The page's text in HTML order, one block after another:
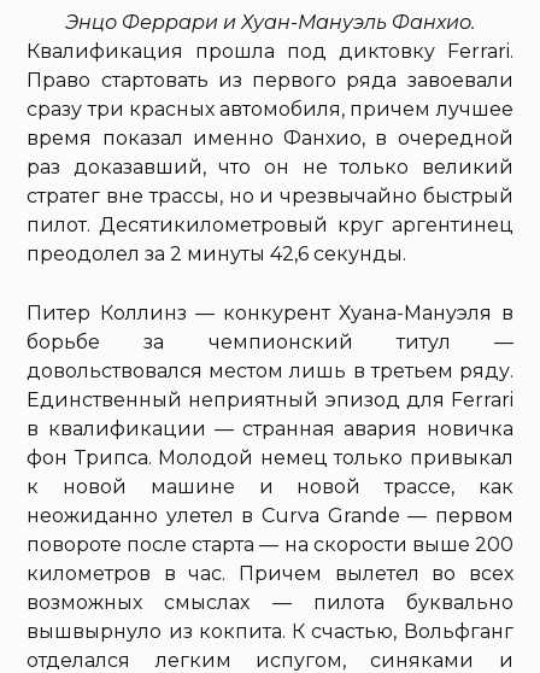
Энцо Феррари и Хуан-Мануэль Фанхио.
Квалификация прошла под диктовку Ferrari.
Право стартовать из первого ряда завоевали
сразу три красных автомобиля, причем лучшее
время показал именно Фанхио, в очередной
раз доказавший, что он не только великий
стратег вне трассы, но и чрезвычайно быстрый
пилот. Десятикилометровый круг аргентинец
преодолел за 2 минуты 42,6 секунды.
Питер Коллинз — конкурент Хуана-Мануэля в
борьбе за чемпионский титул —
довольствовался местом лишь в третьем ряду.
Единственный неприятный эпизод для Ferrari
в квалификации — странная авария новичка
фон Трипса. Молодой немец только привыкал
к новой машине и новой трассе, как
неожиданно улетел в Curvа Grande — первом
повороте после старта — на скорости выше 200
километров в час. Причем вылетел во всех
возможных смыслах — пилота буквально
вышвырнуло из кокпита. К счастью, Вольфганг
отделался легким испугом, синяками и